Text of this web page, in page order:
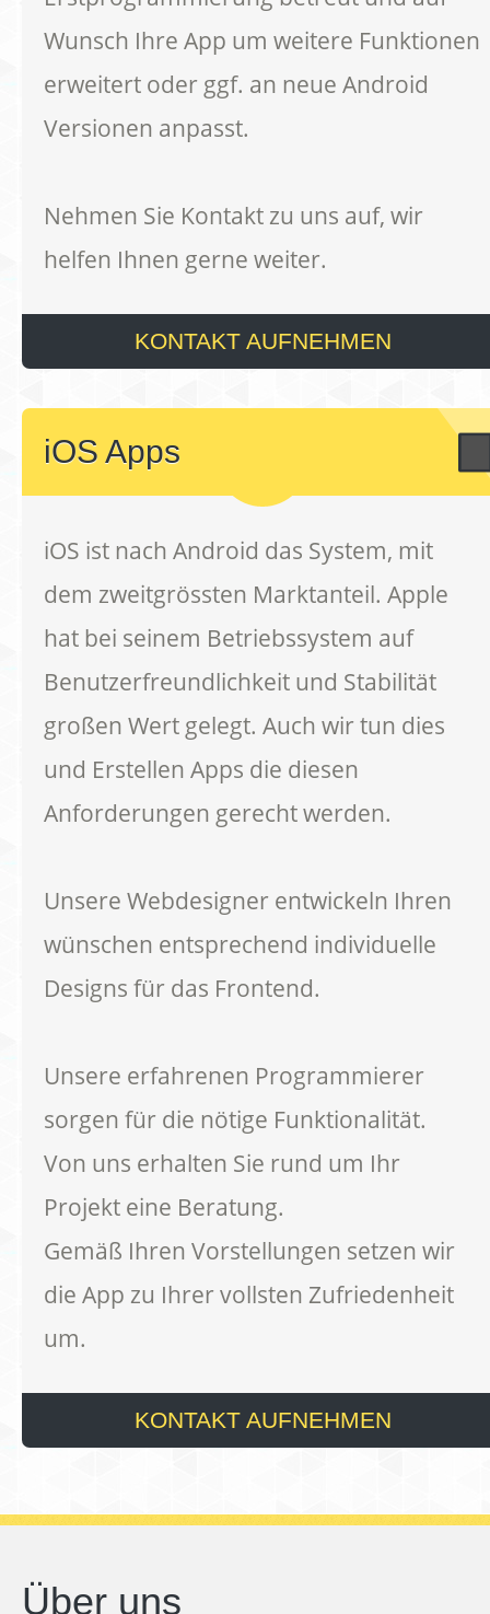
Wunsch Ihre App um weitere Funktionen
erweitert oder ggf. an neue Android
Versionen anpasst.
Nehmen Sie Kontakt zu uns auf, wir
helfen Ihnen gerne weiter.
KONTAKT AUFNEHMEN
iOS Apps
iOS ist nach Android das System, mit
dem zweitgrössten Marktanteil. Apple
hat bei seinem Betriebssystem auf
Benutzerfreundlichkeit und Stabilität
großen Wert gelegt. Auch wir tun dies
und Erstellen Apps die diesen
Anforderungen gerecht werden.
Unsere Webdesigner entwickeln Ihren
wünschen entsprechend individuelle
Designs für das Frontend.
Unsere erfahrenen Programmierer
sorgen für die nötige Funktionalität.
Von uns erhalten Sie rund um Ihr
Projekt eine Beratung.
Gemäß Ihren Vorstellungen setzen wir
die App zu Ihrer vollsten Zufriedenheit
um.
KONTAKT AUFNEHMEN
Über uns